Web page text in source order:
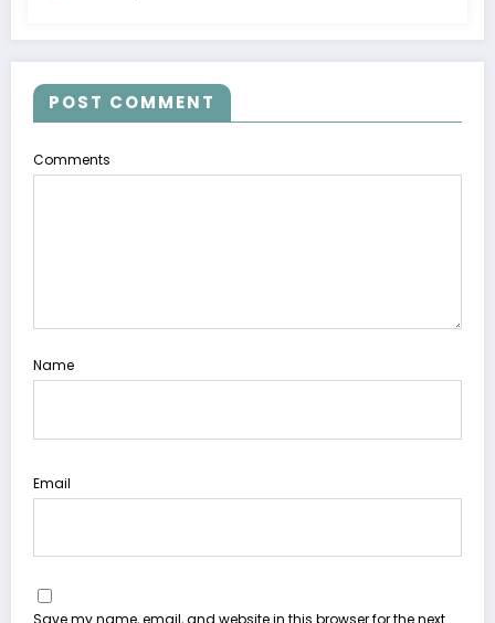
POST COMMENT
Comments
Name
Email
Save my name, email, and website in this browser for the next